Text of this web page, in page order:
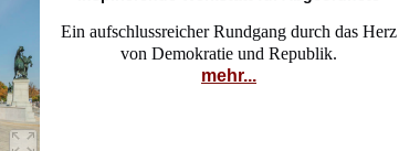
Ein aufschlussreicher Rundgang durch das Herz
von Demokratie und Republik.
mehr...